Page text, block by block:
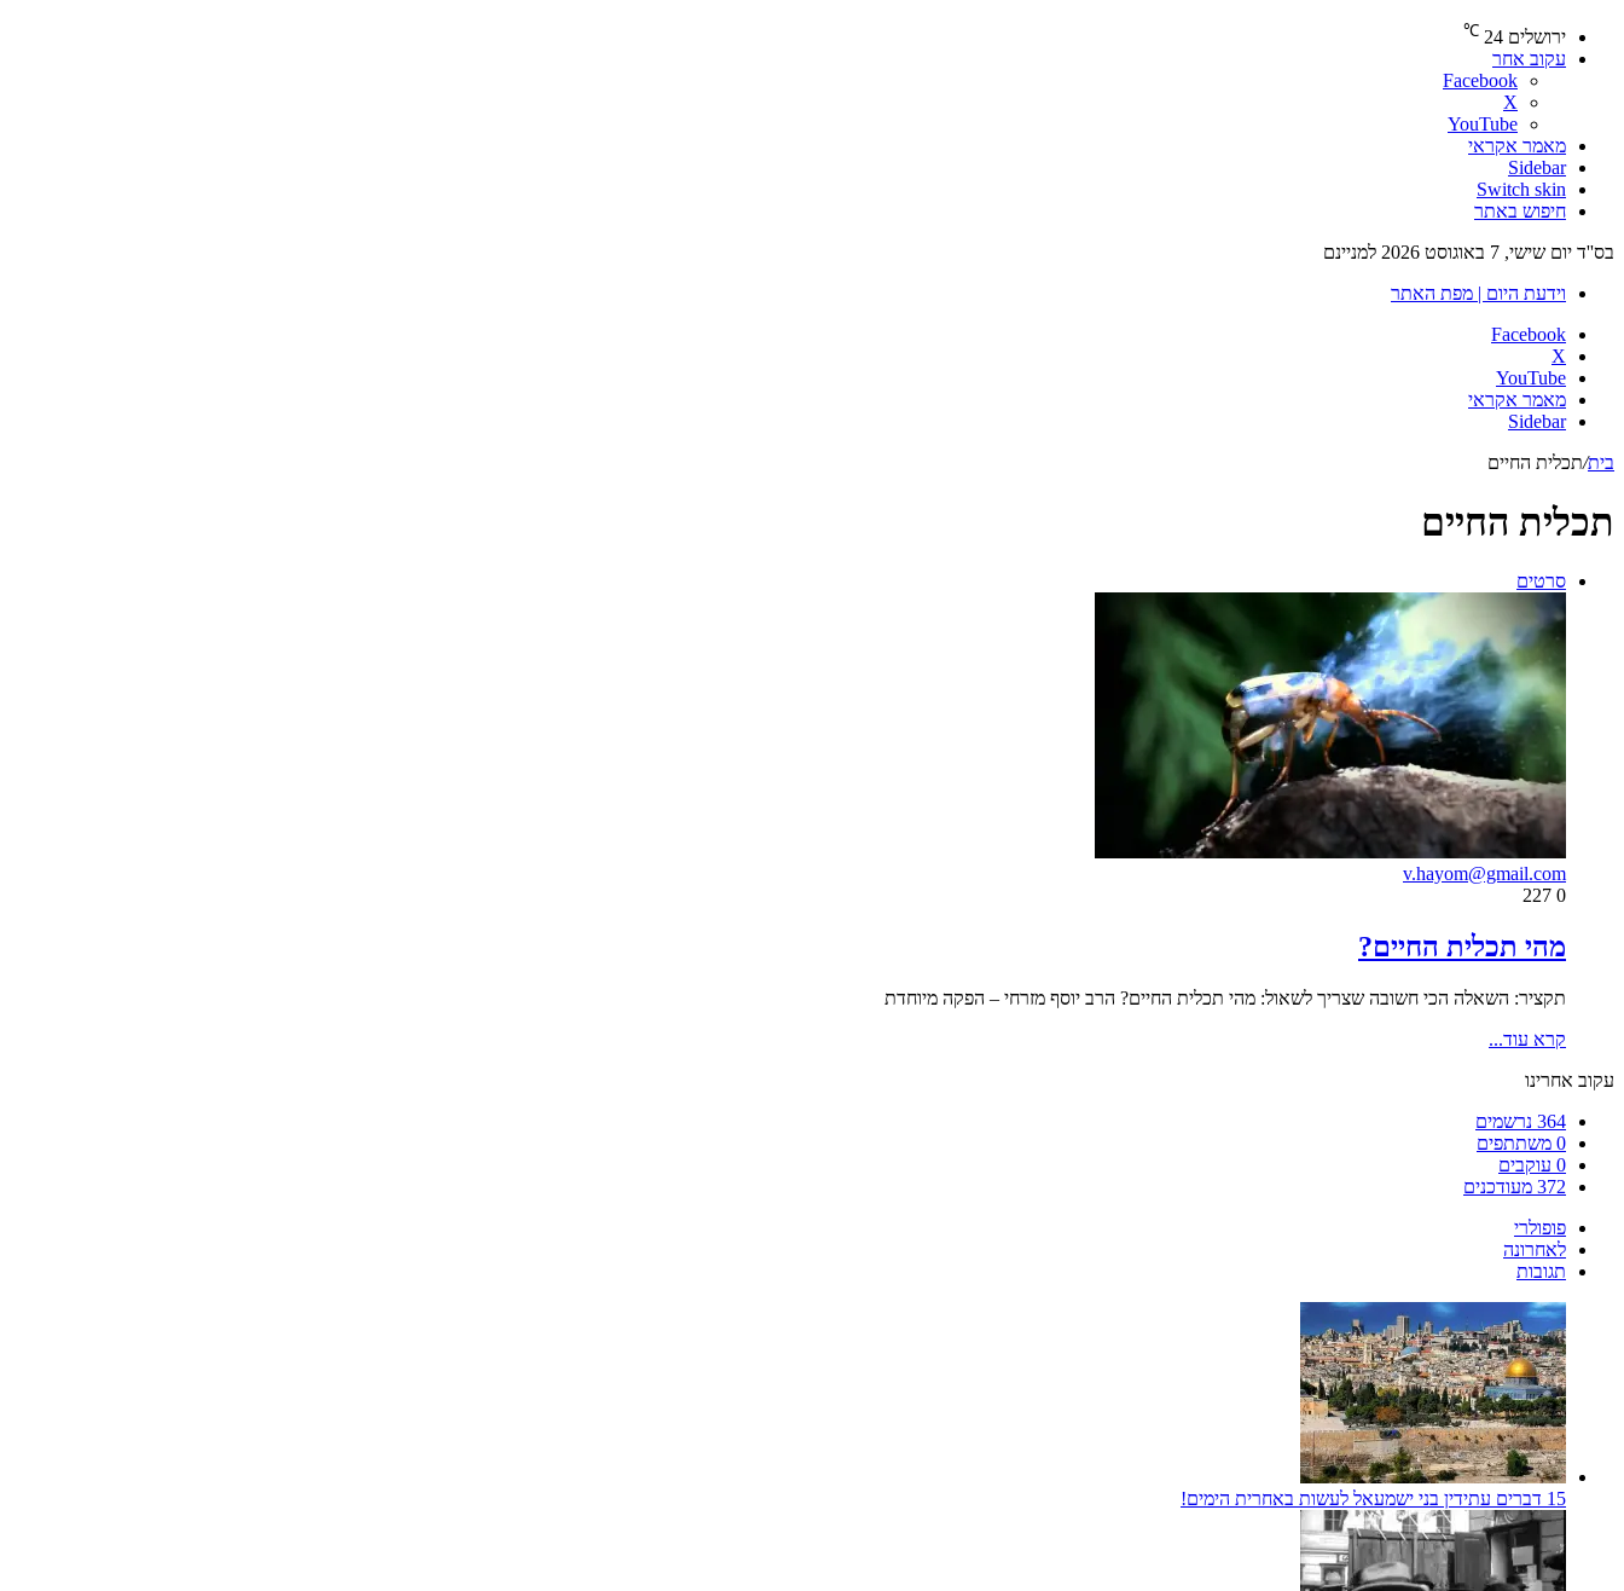
ירושלים 24
℃
עקוב אחר
Facebook
X
YouTube
מאמר אקראי
Sidebar
Switch skin
חיפוש באתר
בס''ד יום שישי, 7 באוגוסט 2026 למניינם
וידעת היום | מפת האתר
Facebook
X
YouTube
מאמר אקראי
Sidebar
בית/תכלית החיים
תכלית החיים
סרטים
v.hayom@gmail.com
0
מהי תכלית החיים?
תקציר: השאלה הכי חשובה שצריך לשאול: מהי תכלית החיים? הרב יוסף מזרחי – הפקה מיוחדת
קרא עוד...
עקוב אחרינו
364 נרשמים
0 משתתפים
0 עוקבים
372 מעודכנים
פופולרי
לאחרונה
תגובות
15 דברים עתידין בני ישמעאל לעשות באחרית הימים!